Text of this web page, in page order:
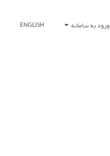
ورود به سامانه ENGLISH